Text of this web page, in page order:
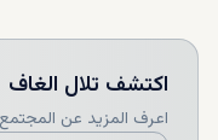
اكتشف تلال الغاف
اعرف المزيد عن